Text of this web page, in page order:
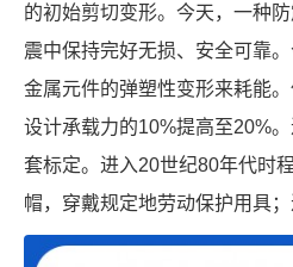
的初始剪切变形。今天，一种
震中保持完好无损、安全可靠
金属元件的弹塑性变形来耗能
设计承载力的10%提高至20%
套标定。进入20世纪80年代时
帽，穿戴规定地劳动保护用具